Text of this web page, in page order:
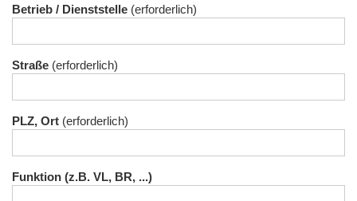
Betrieb / Dienststelle
Straße
PLZ, Ort
Funktion (z.B. VL, BR, ...)